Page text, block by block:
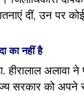
दीं, उन पर
का नहीं है
हीरालाल अलावा
सरकार को